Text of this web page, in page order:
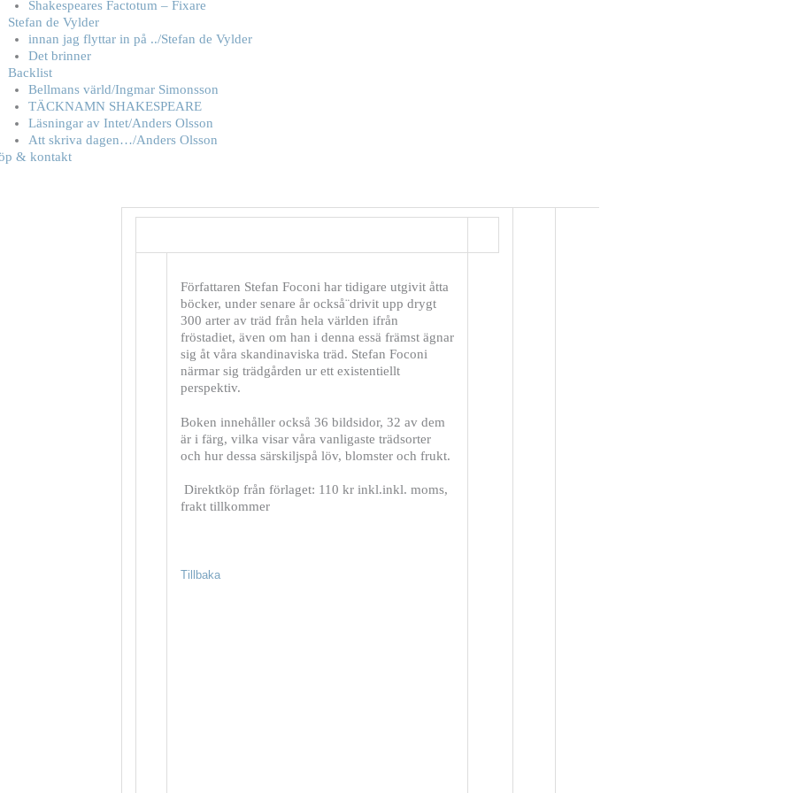
Shakespeares Factotum – Fixare
Stefan de Vylder
innan jag flyttar in på ../Stefan de Vylder
Det brinner
Backlist
Bellmans värld/Ingmar Simonsson
TÄCKNAMN SHAKESPEARE
Läsningar av Intet/Anders Olsson
Att skriva dagen…/Anders Olsson
& kontakt
Författaren Stefan Foconi har tidigare utgivit åtta
böcker, under senare år också¨drivit upp drygt
300 arter av träd från hela världen ifrån
fröstadiet, även om han i denna essä främst ägnar
sig åt våra skandinaviska träd. Stefan Foconi
närmar sig trädgården ur ett existentiellt
perspektiv.
Boken innehåller också 36 bildsidor, 32 av dem
är i färg, vilka visar våra vanligaste trädsorter
och hur dessa särskiljspå löv, blomster och frukt.
Direktköp från förlaget: 110 kr inkl.inkl. moms,
frakt tillkommer
Tillbaka